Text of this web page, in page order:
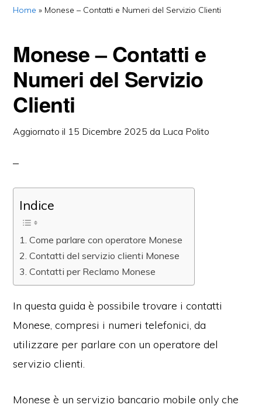
Home » Monese – Contatti e Numeri del Servizio Clienti
Monese – Contatti e
Numeri del Servizio
Clienti
Aggiornato il 15 Dicembre 2025 da Luca Polito
Indice
Come parlare con operatore Monese
Contatti del servizio clienti Monese
Contatti per Reclamo Monese
In questa guida è possibile trovare i contatti
Monese, compresi i numeri telefonici, da
utilizzare per parlare con un operatore del
servizio clienti.
Monese è un servizio bancario mobile only che